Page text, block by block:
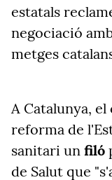
estatals
negociació
metges
A Catalunya,
reforma de
sanitari un filó
de Salut que